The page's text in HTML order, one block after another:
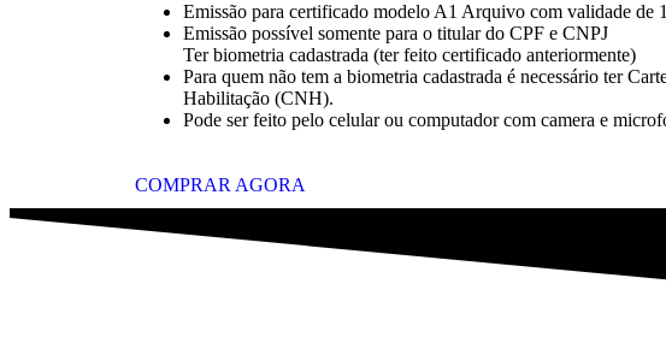
Emissão para certificado modelo A1 Arquivo com validade de
Emissão possível somente para o titular do CPF e CNPJ
Ter biometria cadastrada (ter feito certificado anteriormente)
Para quem não tem a biometria cadastrada é necessário ter
Habilitação (CNH).
Pode ser feito pelo celular ou computador com camera e
COMPRAR AGORA